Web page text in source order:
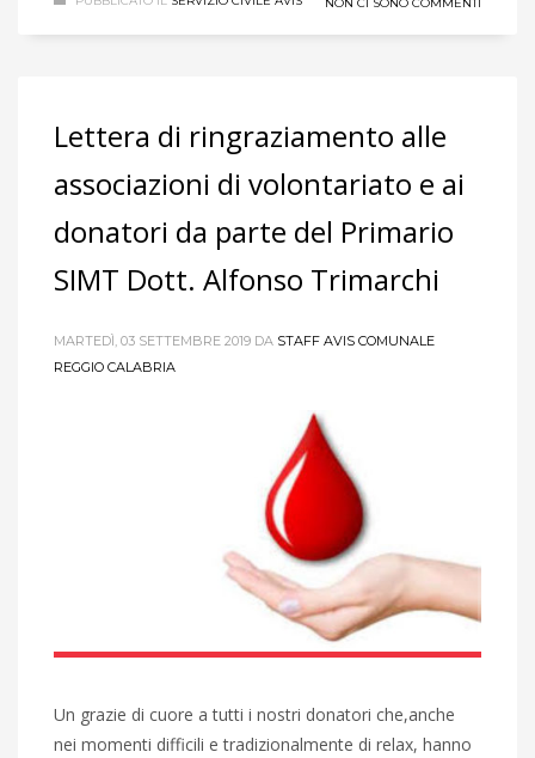
Lettera di ringraziamento alle
associazioni di volontariato e ai
donatori da parte del Primario
SIMT Dott. Alfonso Trimarchi
MARTEDÌ, 03 SETTEMBRE 2019 DA STAFF AVIS COMUNALE
REGGIO CALABRIA
Un grazie di cuore a tutti i nostri donatori che,anche
nei momenti difficili e tradizionalmente di relax, hanno